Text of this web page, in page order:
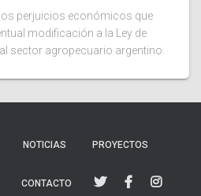
perjuicios económicos que
modificación a la Ley de
sector agropecuario argentino.
NOTICIAS PROYECTOS
CONTACTO